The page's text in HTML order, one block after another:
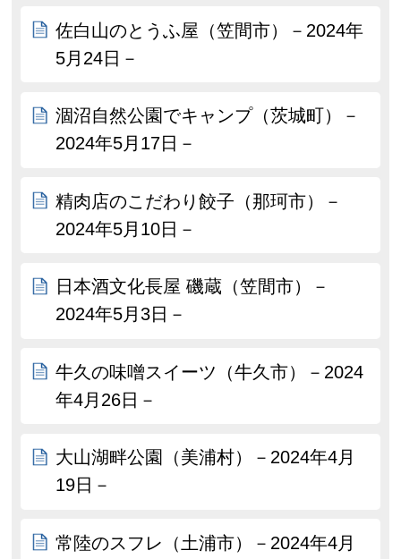
佐白山のとうふ屋（笠間市）－2024年
5月24日－
涸沼自然公園でキャンプ（茨城町）－
2024年5月17日－
精肉店のこだわり餃子（那珂市）－
2024年5月10日－
日本酒文化長屋 磯蔵（笠間市）－
2024年5月3日－
牛久の味噌スイーツ（牛久市）－2024
年4月26日－
大山湖畔公園（美浦村）－2024年4月
19日－
常陸のスフレ（土浦市）－2024年4月